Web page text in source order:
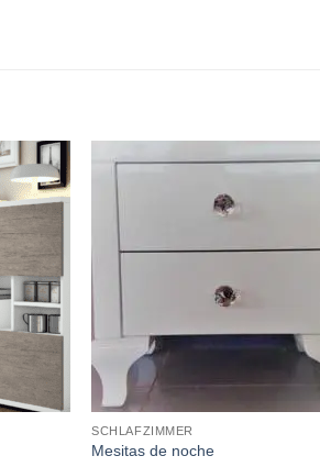
SCHLAFZIMMER
Mesitas de noche